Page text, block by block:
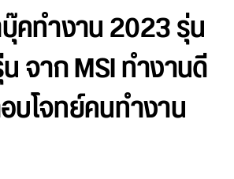
คทำงาน 2023 รุ่น
จาก MSI ทำงานดี
บโจทย์คนทำงาน